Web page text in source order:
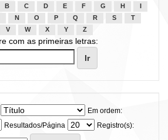
B C D E F G H
N O P Q R S
T
V W X Y Z
com as primeiras letras:
Em ordem:
Resultados/Página
Registro(s):